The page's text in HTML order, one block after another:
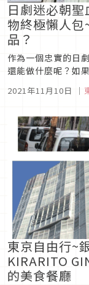
日劇迷必朝
物終極懶人
品？
作為一個忠實的日
還能做什麼呢？如
除了可以瘋狂的拍
2021年11月10日 ｜
東京自由行~
KIRARITO
的美食餐廳